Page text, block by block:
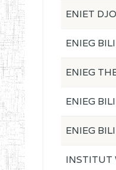
ENIET
ENIEG
ENIEG
ENIEG
ENIEG
INSTITUT